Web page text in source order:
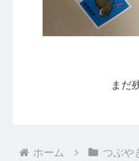
まだ
ホーム つぶや